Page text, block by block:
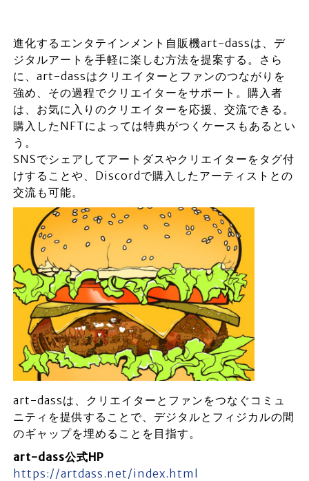
進化するエンタテインメント自販機art-dassは、デ
ジタルアートを手軽に楽しむ方法を提案する。さら
に、art-dassはクリエイターとファンのつながりを
強め、その過程でクリエイターをサポート。購入者
は、お気に入りのクリエイターを応援、交流できる。
購入したNFTによっては特典がつくケースもあるとい
う。
SNSでシェアしてアートダスやクリエイターをタグ付
けすることや、Discordで購入したアーティストとの
交流も可能。
art-dassは、クリエイターとファンをつなぐコミュ
ニティを提供することで、デジタルとフィジカルの間
のギャップを埋めることを目指す。
art-dass公式HP
https://artdass.net/index.html